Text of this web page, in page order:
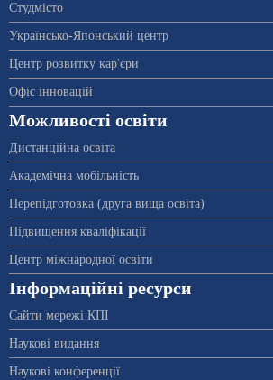
Студмісто
Українсько-Японський центр
Центр розвитку кар'єри
Офіс інновацій
Можливості освіти
Дистанційна освіта
Академічна мобільність
Перепідготовка (друга вища освіта)
Підвищення кваліфікації
Центр міжнародної освіти
Інформаційні ресурси
Сайти мережі КПІ
Наукові видання
Наукові конференції